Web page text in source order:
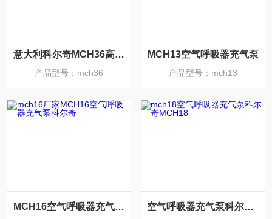
意大利科尔奇MCH36高压空气充气泵
产品型号：mch36
MCH13空气呼吸器充气泵
产品型号：mch13
MCH16空气呼吸器充气泵科尔奇 空气呼吸器充气泵科尔奇MCH18